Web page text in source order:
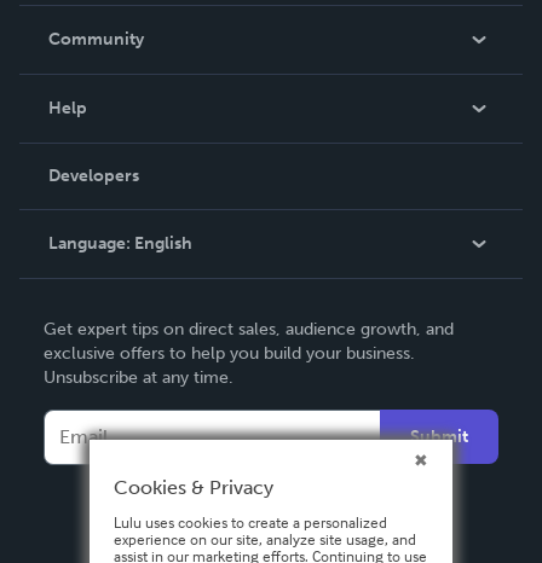
In The News
Community
Podcast
Help
Order Lookup
Knowledge Base
Contact Support
Developers
Language: English
Deutsch
Français
Italiano
Español
Get expert tips on direct sales, audience growth, and
exclusive offers to help you build your business.
Unsubscribe at any time.
Submit
Cookies & Privacy
Lulu uses cookies to create a personalized
experience on our site, analyze site usage, and
assist in our marketing efforts. Continuing to use